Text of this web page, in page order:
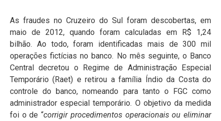
As fraudes no Cruzeiro do Sul foram descobertas, em
maio de 2012, quando foram calculadas em R$ 1,24
bilhão. Ao todo, foram identificadas mais de 300 mil
operações fictícias no banco. No mês seguinte, o Banco
Central decretou o Regime de Administração Especial
Temporário (Raet) e retirou a família Índio da Costa do
controle do banco, nomeando para tanto o FGC como
administrador especial temporário. O objetivo da medida
foi o de “corrigir procedimentos operacionais ou eliminar